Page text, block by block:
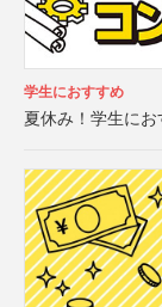
学生におすすめ
夏休み！学生に